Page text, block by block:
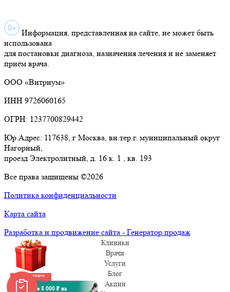
Информация, представленная на сайте, не может быть
использована
для постановки диагноза, назначения лечения и не заменяет
приём врача.
ООО «Витриум»
ИНН 9726060165
ОГРН: 1237700829442
Юр.Адрес: 117638, г Москва, вн.тер.г. муниципальный округ
Нагорный,
проезд Электролитный, д. 16 к. 1 , кв. 193
Все права защищены ©2026
Политика конфиденциальности
Карта сайта
Разработка и продвижение сайта - Генератор продаж
Клиники
Врачи
Услуги
Блог
Акции
Забрать подарок
Получите 8 000 ₽ на